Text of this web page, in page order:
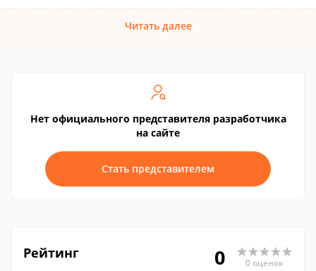
Читать далее
Нет официального представителя разработчика
на сайте
Стать представителем
Рейтинг 0 0 оценок